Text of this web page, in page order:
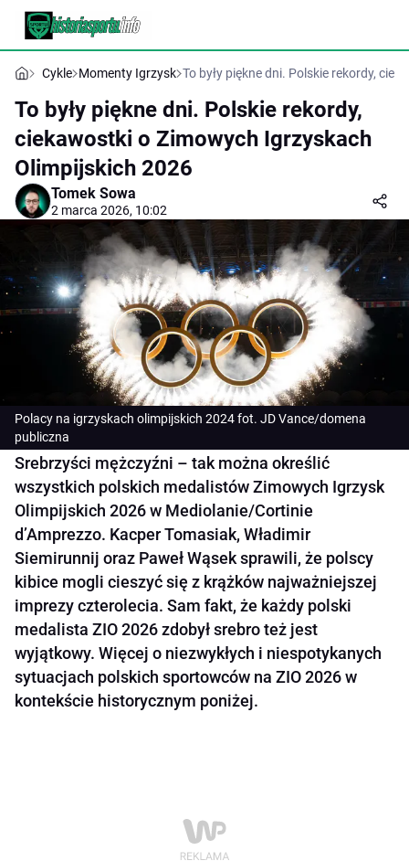
Cykle Momenty Igrzysk To były piękne dni. Polskie rekordy,
To były piękne dni. Polskie rekordy,
ciekawostki o Zimowych Igrzyskach
Olimpijskich 2026
Tomek Sowa
2 marca 2026, 10:02
Polacy na igrzyskach olimpijskich 2024 fot. JD Vance/domena
publiczna
Srebrzyści mężczyźni – tak można określić
wszystkich polskich medalistów Zimowych Igrzysk
Olimpijskich 2026 w Mediolanie/Cortinie
d’Amprezzo. Kacper Tomasiak, Władimir
Siemirunnij oraz Paweł Wąsek sprawili, że polscy
kibice mogli cieszyć się z krążków najważniejszej
imprezy czterolecia. Sam fakt, że każdy polski
medalista ZIO 2026 zdobył srebro też jest
wyjątkowy. Więcej o niezwykłych i niespotykanych
sytuacjach polskich sportowców na ZIO 2026 w
kontekście historycznym poniżej.